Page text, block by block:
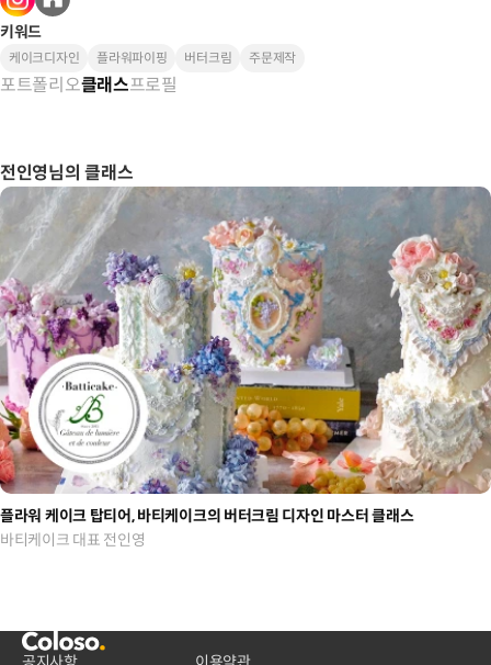
키워드
케이크디자인 플라워파이핑 버터크림 주문제작
포트폴리오클래스프로필
전인영님의 클래스
플라워 케이크 탑티어, 바티케이크의 버터크림 디자인 마스터 클래스
바티케이크 대표 전인영